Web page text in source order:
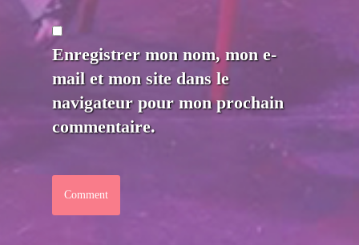
Enregistrer mon nom, mon e-
mail et mon site dans le
navigateur pour mon prochain
commentaire.